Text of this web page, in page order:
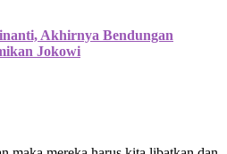
Akhirnya Bendungan
Jokowi